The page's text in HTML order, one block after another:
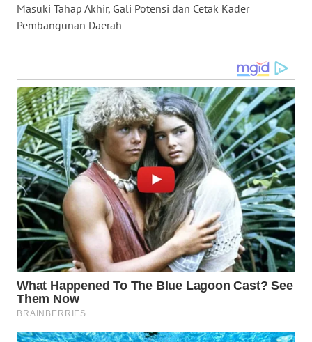
Masuki Tahap Akhir, Gali Potensi dan Cetak Kader
Pembangunan Daerah
DAIRI
DANAU
TOBA
WN
NIAS
WN
LANGKAT
WN
TAPANULI
SELATAN
WN
TANJUNG
LESUNG